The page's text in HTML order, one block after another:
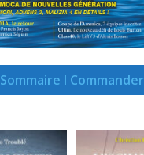
Sommaire I Commander